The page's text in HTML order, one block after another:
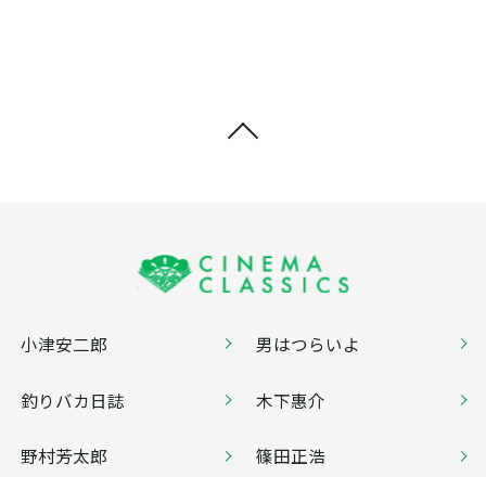
小津安二郎 男はつらいよ
釣りバカ日誌 木下惠介
野村芳太郎 篠田正浩